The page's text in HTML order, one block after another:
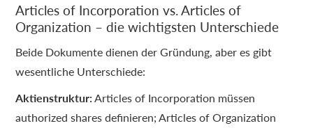
Articles of Incorporation vs. Articles of
Organization – die wichtigsten Unterschiede
Beide Dokumente dienen der Gründung, aber es gibt
wesentliche Unterschiede:
Aktienstruktur:Articles of Incorporation müssen
authorized shares definieren; Articles of Organization